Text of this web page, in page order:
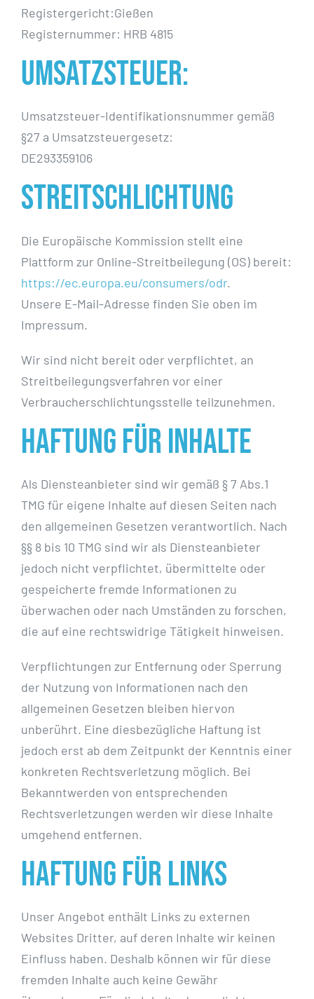
Registergericht:Gießen
Registernummer: HRB 4815
Umsatzsteuer:
Umsatzsteuer-Identifikationsnummer gemäß
§27 a Umsatzsteuergesetz:
DE293359106
Streitschlichtung
Die Europäische Kommission stellt eine
Plattform zur Online-Streitbeilegung (OS) bereit:
https://ec.europa.eu/consumers/odr.
Unsere E-Mail-Adresse finden Sie oben im
Impressum.
Wir sind nicht bereit oder verpflichtet, an
Streitbeilegungsverfahren vor einer
Verbraucherschlichtungsstelle teilzunehmen.
Haftung für Inhalte
Als Diensteanbieter sind wir gemäß § 7 Abs.1
TMG für eigene Inhalte auf diesen Seiten nach
den allgemeinen Gesetzen verantwortlich. Nach
§§ 8 bis 10 TMG sind wir als Diensteanbieter
jedoch nicht verpflichtet, übermittelte oder
gespeicherte fremde Informationen zu
überwachen oder nach Umständen zu forschen,
die auf eine rechtswidrige Tätigkeit hinweisen.
Verpflichtungen zur Entfernung oder Sperrung
der Nutzung von Informationen nach den
allgemeinen Gesetzen bleiben hiervon
unberührt. Eine diesbezügliche Haftung ist
jedoch erst ab dem Zeitpunkt der Kenntnis einer
konkreten Rechtsverletzung möglich. Bei
Bekanntwerden von entsprechenden
Rechtsverletzungen werden wir diese Inhalte
umgehend entfernen.
Haftung für Links
Unser Angebot enthält Links zu externen
Websites Dritter, auf deren Inhalte wir keinen
Einfluss haben. Deshalb können wir für diese
fremden Inhalte auch keine Gewähr